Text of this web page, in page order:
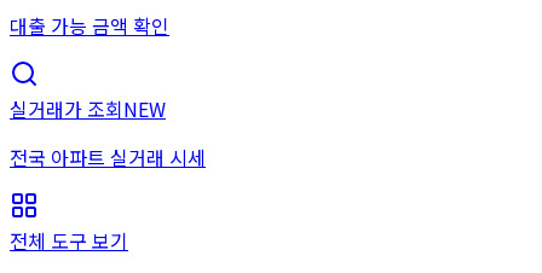
대출 가능 금액 확인
실거래가 조회NEW
전국 아파트 실거래 시세
전체 도구 보기